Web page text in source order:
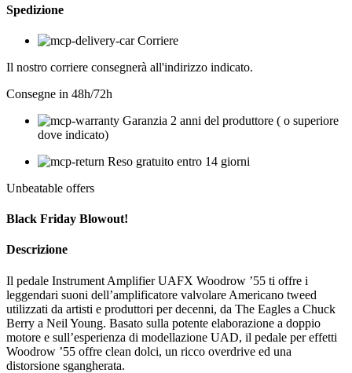
Spedizione
Corriere
Il nostro corriere consegnerà all'indirizzo indicato.
Consegne in 48h/72h
Garanzia 2 anni del produttore ( o superiore
dove indicato)
Reso gratuito entro 14 giorni
Unbeatable offers
Black Friday Blowout!
Descrizione
Il pedale Instrument Amplifier UAFX Woodrow ’55 ti offre i
leggendari suoni dell’amplificatore valvolare Americano tweed
utilizzati da artisti e produttori per decenni, da The Eagles a Chuck
Berry a Neil Young. Basato sulla potente elaborazione a doppio
motore e sull’esperienza di modellazione UAD, il pedale per effetti
Woodrow ’55 offre clean dolci, un ricco overdrive ed una
distorsione sgangherata.